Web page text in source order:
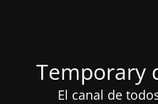
Temporary
El canal de